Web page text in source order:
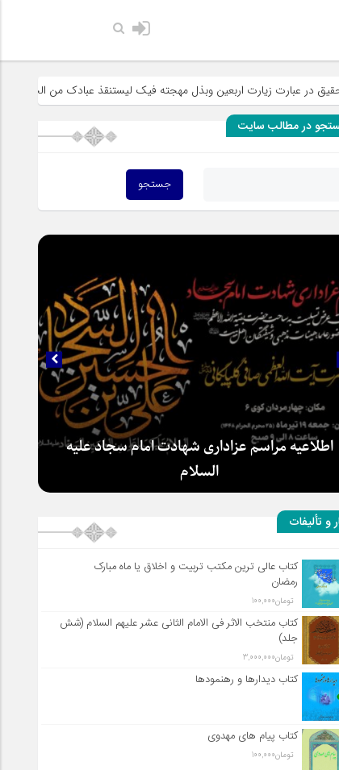
وبذل مهجته فیک لیستنقذ عبادک من الجهاله خطبه «خط
در مطالب سایت
سلطان عشق
و تألیفات
کتاب عالی ترین مکتب تربیت و اخلاق یا ماه مبارک
رمضان
تومان100,000
کتاب منتخب الاثر فی الامام الثانی عشر علیهم السلام (شش
جلد)
تومان3,000,000
کتاب دیدارها و رهنمودها
کتاب پیام های مهدوی
تومان100,000